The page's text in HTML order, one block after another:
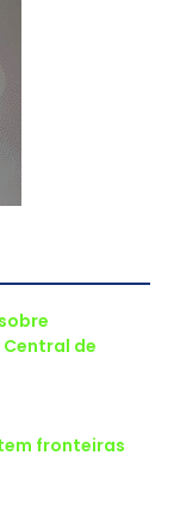
de
fronteiras